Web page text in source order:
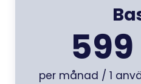
599
per månad / 1